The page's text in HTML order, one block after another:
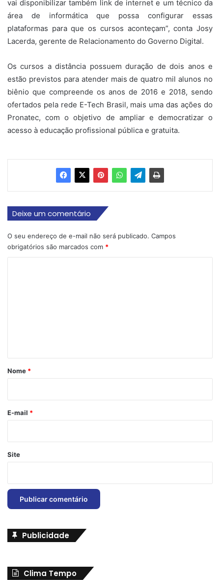
vai disponibilizar também link de internet e um técnico da
área de informática que possa configurar essas
plataformas para que os cursos aconteçam”, conta Josy
Lacerda, gerente de Relacionamento do Governo Digital.
Os cursos a distância possuem duração de dois anos e
estão previstos para atender mais de quatro mil alunos no
biênio que compreende os anos de 2016 e 2018, sendo
ofertados pela rede E-Tech Brasil, mais uma das ações do
Pronatec, com o objetivo de ampliar e democratizar o
acesso à educação profissional pública e gratuita.
Deixe um comentário
O seu endereço de e-mail não será publicado. Campos
obrigatórios são marcados com *
r
*
Nome *
E-mail *
Site
Publicidade
Clima Tempo